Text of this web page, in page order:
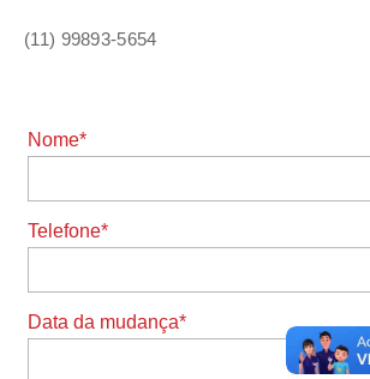
(11) 99893-5654
Nome*
Telefone*
Data da mudança*